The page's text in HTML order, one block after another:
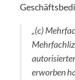
„(c)
erworben